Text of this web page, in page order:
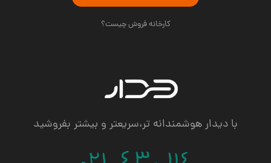
کارخانه فروش چیست؟
با دیدار هوشمندانه تر،سریعتر و بیشتر بفروشید